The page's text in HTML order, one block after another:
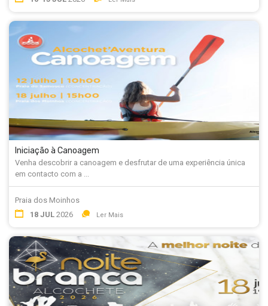
Iniciação à Canoagem
Venha descobrir a canoagem e desfrutar de uma experiência única
em contacto com a ...
Praia dos Moinhos
18 JUL 2026 Ler Mais